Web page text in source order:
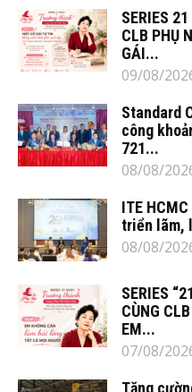
SERIES
CLB PHỤ
GÁI...
09/08/
Standard
công
721...
08/08/
ITE
triển lãm,
08/08/
SERIES
CÙNG
EM...
07/08/
Tăng